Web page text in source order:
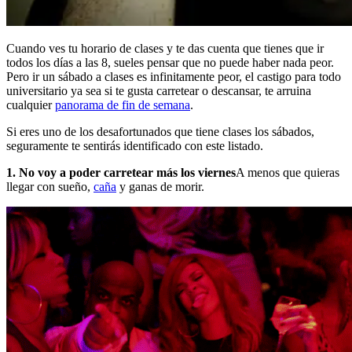
Cuando ves tu horario de clases y te das cuenta que tienes que ir
todos los días a las 8, sueles pensar que no puede haber nada peor.
Pero ir un sábado a clases es infinitamente peor, el castigo para todo
universitario ya sea si te gusta carretear o descansar, te arruina
cualquierpanorama de fin de semana.
Si eres uno de los desafortunados que tiene clases los sábados,
seguramente te sentirás identificado con este listado.
1. No voy a poder carretear más los viernesA menos que quieras
llegar con sueño, caña y ganas de morir.